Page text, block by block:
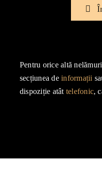
Pentru orice altă
secțiunea deinformații
dispoziție atât telefonic,